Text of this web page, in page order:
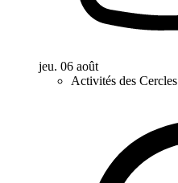
jeu. 06 août
Activités des Cercles